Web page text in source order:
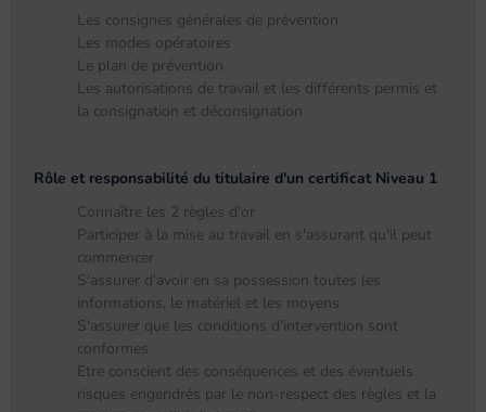
Les consignes générales de prévention
Les modes opératoires
Le plan de prévention
Les autorisations de travail et les différents permis et
la consignation et déconsignation
Rôle et responsabilité du titulaire d'un certificat Niveau 1
Connaître les 2 règles d'or
Participer à la mise au travail en s'assurant qu'il peut
commencer
S'assurer d'avoir en sa possession toutes les
informations, le matériel et les moyens
S'assurer que les conditions d'intervention sont
conformes
Etre conscient des conséquences et des éventuels
risques engendrés par le non-respect des règles et la